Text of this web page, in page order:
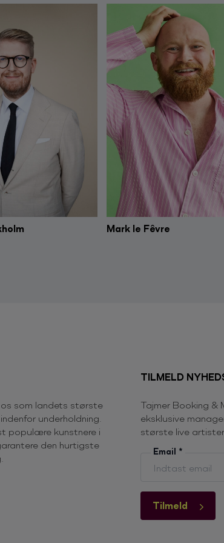
Mark le Fêvre
som landets største
underholdning.
populære kunstnere i
den hurtigste
TILMELD
Tajmer Booking &
eksklusive
største live artister.
Email *
Tilmeld